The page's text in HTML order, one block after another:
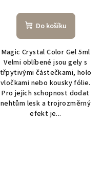
Do košíku
Magic Crystal Color Gel 5ml
Velmi oblíbené jsou gely s
třpytivými částečkami, holo
vločkami nebo kousky fólie.
Pro jejich schopnost dodat
nehtům lesk a trojrozměrný
efekt je...